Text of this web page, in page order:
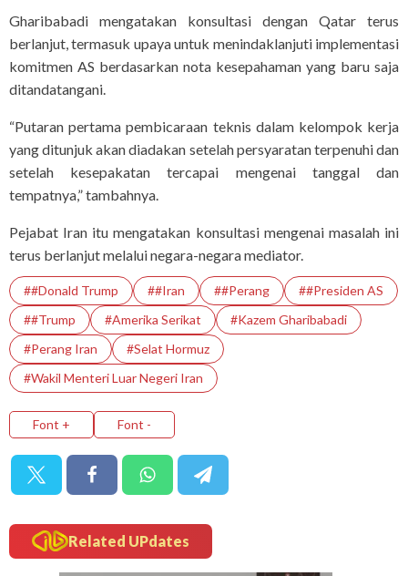
Gharibabadi mengatakan konsultasi dengan Qatar terus
berlanjut, termasuk upaya untuk menindaklanjuti implementasi
komitmen AS berdasarkan nota kesepahaman yang baru saja
ditandatangani.
“Putaran pertama pembicaraan teknis dalam kelompok kerja
yang ditunjuk akan diadakan setelah persyaratan terpenuhi dan
setelah kesepakatan tercapai mengenai tanggal dan
tempatnya,” tambahnya.
Pejabat Iran itu mengatakan konsultasi mengenai masalah ini
terus berlanjut melalui negara-negara mediator.
##Donald Trump ##Iran ##Perang
##Presiden AS
##Trump
#Amerika Serikat
#Kazem Gharibabadi
#Perang Iran
#Selat Hormuz
#Wakil Menteri Luar Negeri Iran
Font + Font -
Related UPdates